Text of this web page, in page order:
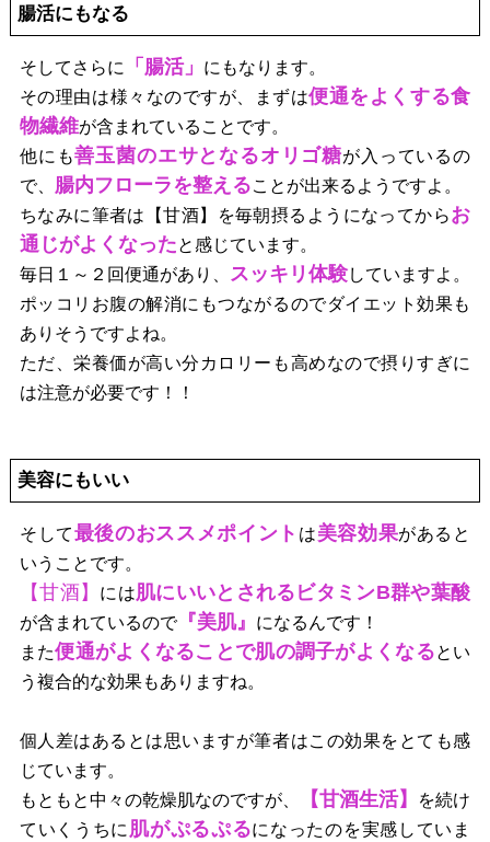
腸活にもなる
そしてさらに 「腸活」
にもなります。
その理由は様々なのですが、まずは便通をよくする食
物繊維が含まれていることです。
他にも善玉菌のエサとなるオリゴ糖が入っているの
で、 腸内フローラを整えることが出来るようですよ。
ちなみに筆者は【甘酒】を毎朝摂るようになってからお
通じがよくなったと感じています。
毎日１～２回便通があり、 スッキリ体験していますよ。
ポッコリお腹の解消にもつながるのでダイエット効果も
ありそうですよね。
ただ、栄養価が高い分カロリーも高めなので摂りすぎに
は注意が必要です！！
美容にもいい
そして最後のおススメポイント は美容効果があると
いうことです。
【甘酒】 には肌にいいとされるビタミンB群や葉酸
が含まれているので『美肌』
になるんです！
また便通がよくなることで肌の調子がよくなるとい
う複合的な効果もありますね。
個人差はあるとは思いますが筆者はこの効果をとても感
じています。
もともと中々の乾燥肌なのですが、
【甘酒生活】
を続け
ていくうちに肌がぷるぷるになったのを実感していま